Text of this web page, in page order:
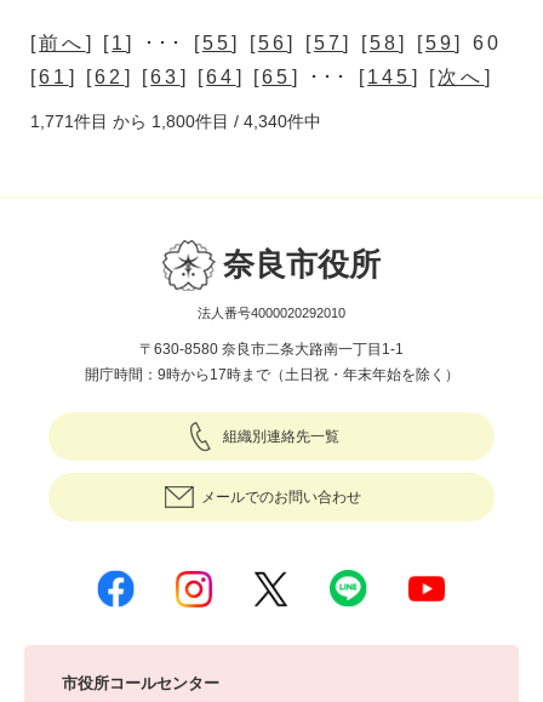
[前へ ] [1] ･･･ [55] [56] [57] [58] [59] 60
[61 ] [62 ] [63 ] [64 ] [65 ] ･･･ [145 ] [次へ ]
1,771件目 から 1,800件目 / 4,340件中
奈良市役所
法人番号4000020292010
〒630-8580 奈良市二条大路南一丁目1-1
開庁時間：9時から17時まで（土日祝・年末年始を除く）
組織別連絡先一覧
メールでのお問い合わせ
市役所コールセンター